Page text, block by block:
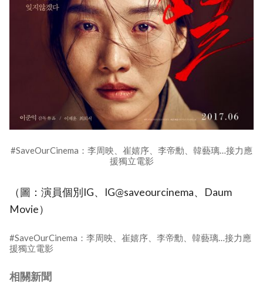
#SaveOurCinema：李周映、崔嬉序、李帝勳、韓藝璃…接力應
援獨立電影
（圖：演員個別IG、IG@saveourcinema、Daum
Movie）
#SaveOurCinema：李周映、崔嬉序、李帝勳、韓藝璃…接力應
援獨立電影
相關新聞